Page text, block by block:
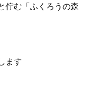
佇む「ふくろうの森
ます